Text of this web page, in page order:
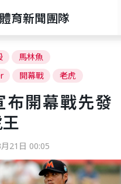
體育新聞團隊
馬林魚
開幕戰 老虎
布開幕戰先
21日 00:05